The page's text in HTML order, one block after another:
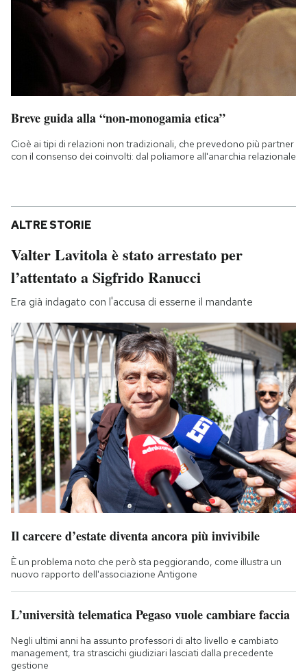
Breve guida alla “non-monogamia etica”
Cioè ai tipi di relazioni non tradizionali, che prevedono più partner
con il consenso dei coinvolti: dal poliamore all'anarchia relazionale
ALTRE STORIE
Valter Lavitola è stato arrestato per
l’attentato a Sigfrido Ranucci
Era già indagato con l'accusa di esserne il mandante
Il carcere d’estate diventa ancora più invivibile
È un problema noto che però sta peggiorando, come illustra un
nuovo rapporto dell'associazione Antigone
L’università telematica Pegaso vuole cambiare faccia
Negli ultimi anni ha assunto professori di alto livello e cambiato
management, tra strascichi giudiziari lasciati dalla precedente
gestione